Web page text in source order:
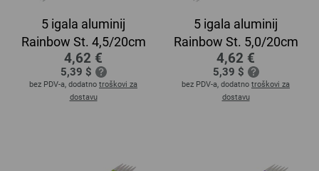
5 igala aluminij
Rainbow St. 4,5/20cm
4,62 €
5,39 $
bez PDV-a, dodatno troškovi za
dostavu
5 igala aluminij
Rainbow St. 5,0/20cm
4,62 €
5,39 $
bez PDV-a, dodatno troškovi za
dostavu